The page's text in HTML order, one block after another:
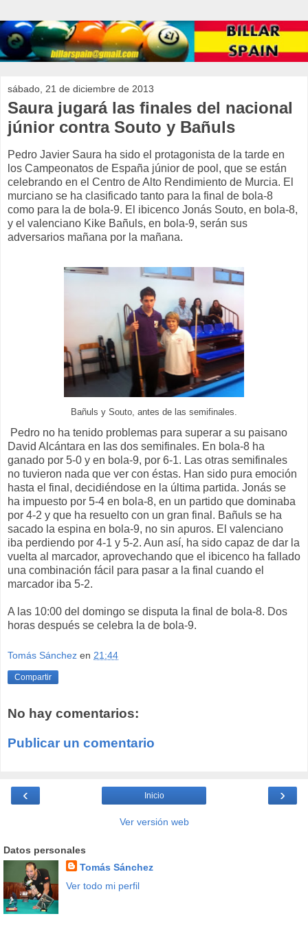
sábado, 21 de diciembre de 2013
Saura jugará las finales del nacional
júnior contra Souto y Bañuls
Pedro Javier Saura ha sido el protagonista de la tarde en
los Campeonatos de España júnior de pool, que se están
celebrando en el Centro de Alto Rendimiento de Murcia. El
murciano se ha clasificado tanto para la final de bola-8
como para la de bola-9. El ibicenco Jonás Souto, en bola-8,
y el valenciano Kike Bañuls, en bola-9, serán sus
adversarios mañana por la mañana.
Bañuls y Souto, antes de las semifinales.
Pedro no ha tenido problemas para superar a su paisano
David Alcántara en las dos semifinales. En bola-8 ha
ganado por 5-0 y en bola-9, por 6-1. Las otras semifinales
no tuvieron nada que ver con éstas. Han sido pura emoción
hasta el final, decidiéndose en la última partida. Jonás se
ha impuesto por 5-4 en bola-8, en un partido que dominaba
por 4-2 y que ha resuelto con un gran final. Bañuls se ha
sacado la espina en bola-9, no sin apuros. El valenciano
iba perdiendo por 4-1 y 5-2. Aun así, ha sido capaz de dar la
vuelta al marcador, aprovechando que el ibicenco ha fallado
una combinación fácil para pasar a la final cuando el
marcador iba 5-2.
A las 10:00 del domingo se disputa la final de bola-8. Dos
horas después se celebra la de bola-9.
Tomás Sánchez en 21:44
Compartir
No hay comentarios:
Publicar un comentario
‹ ›
Inicio
Ver versión web
Datos personales
Tomás Sánchez
Ver todo mi perfil